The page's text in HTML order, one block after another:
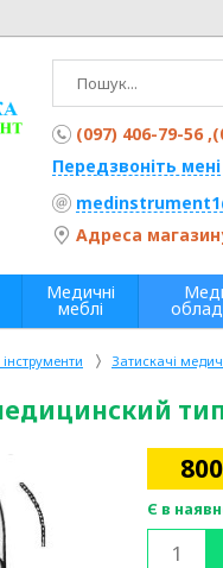
Затискачі
800
Є в
(097) 406-79-56
Передзвоніть мені
Адреса
Медичні
меблі